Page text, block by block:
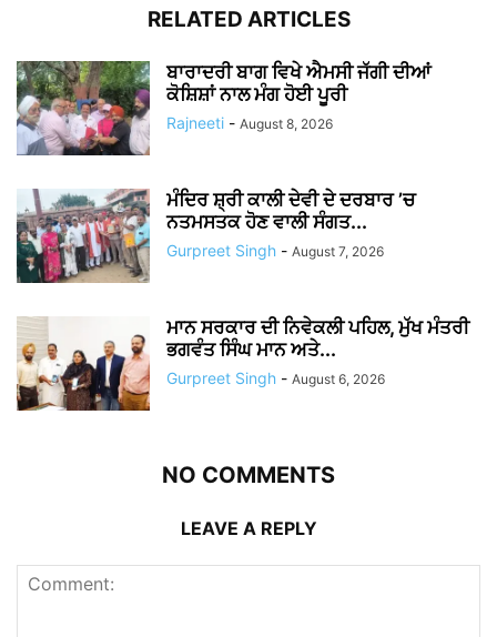
RELATED ARTICLES
ਬਾਰਾਦਰੀ ਬਾਗ ਵਿਖੇ ਐਮਸੀ ਜੱਗੀ ਦੀਆਂ
ਕੋਸ਼ਿਸ਼ਾਂ ਨਾਲ ਮੰਗ ਹੋਈ ਪੂਰੀ
Rajneeti - August 8, 2026
ਮੰਦਿਰ ਸ਼੍ਰੀ ਕਾਲੀ ਦੇਵੀ ਦੇ ਦਰਬਾਰ ’ਚ
ਨਤਮਸਤਕ ਹੋਣ ਵਾਲੀ ਸੰਗਤ...
Gurpreet Singh - August 7, 2026
ਮਾਨ ਸਰਕਾਰ ਦੀ ਨਿਵੇਕਲੀ ਪਹਿਲ, ਮੁੱਖ ਮੰਤਰੀ
ਭਗਵੰਤ ਸਿੰਘ ਮਾਨ ਅਤੇ...
Gurpreet Singh - August 6, 2026
NO COMMENTS
LEAVE A REPLY